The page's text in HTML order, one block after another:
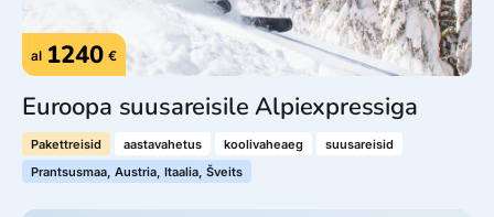
al 1240 €
Euroopa suusareisile Alpiexpressiga
Pakettreisid aastavahetus koolivaheaeg
suusareisid
Prantsusmaa, Austria, Itaalia, Šveits